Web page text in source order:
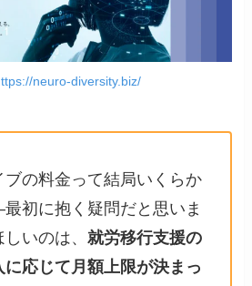
neuro-diversity.biz/
ブの料金って結局いくらか
初に抱く疑問だと思いま
しいのは、就労移行支援の
応じて月額上限が決まっ